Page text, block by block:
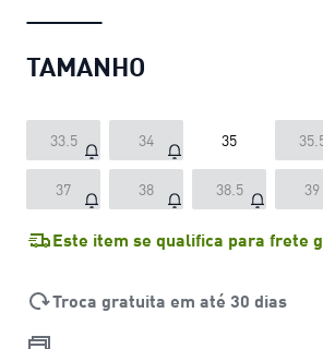
TAMANHO
33.5 34 35
37 38 38.5 39
Este item se qualifica para frete
Troca gratuita em até 30 dias